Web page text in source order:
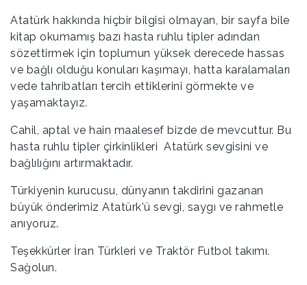
Atatürk hakkında hiçbir bilgisi olmayan, bir sayfa bile
kitap okumamış bazı hasta ruhlu tipler adından
sözettirmek için toplumun yüksek derecede hassas
ve bağlı olduğu konuları kaşımayı, hatta karalamaları
vede tahribatları tercih ettiklerini görmekte ve
yaşamaktayız.
Cahil, aptal ve hain maalesef bizde de mevcuttur. Bu
hasta ruhlu tipler çirkinlikleri Atatürk sevgisini ve
bağlılığını artırmaktadır.
Türkiyenin kurucusu, dünyanın takdirini gazanan
büyük önderimiz Atatürk'ü sevgi, saygı ve rahmetle
anıyoruz.
Teşekkürler İran Türkleri ve Traktör Futbol takımı.
Sağolun.